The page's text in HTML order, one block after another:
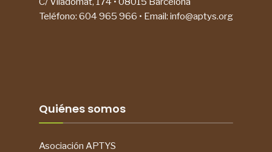
Teléfono: 604 965 966 • Email: info@aptys.org
Quiénes somos
Asociación APTYS